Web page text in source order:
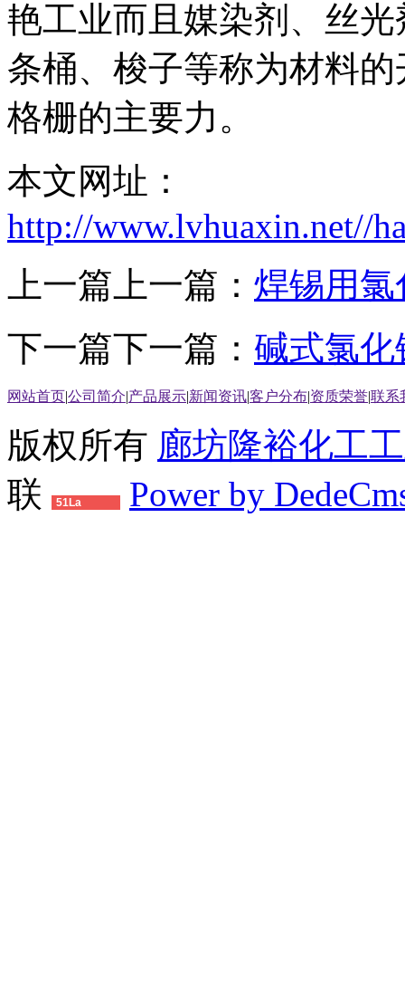
艳工业而且媒染剂、丝
条桶、梭子等称为材料
格栅的主要力。
本文网址：
http://www.lvhuaxin.net//
上一篇上一篇： 焊锡用
下一篇下一篇： 碱式氯
网站首页|公司简介|产品展示|新闻资讯|客户分布|资质荣誉|联系
版权所有 廊坊隆裕化工
联
51La Power by